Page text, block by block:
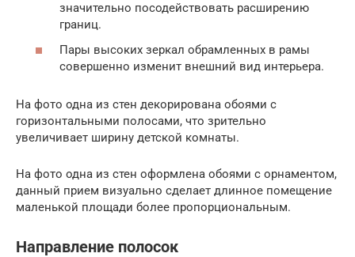
значительно посодействовать расширению
границ.
Пары высоких зеркал обрамленных в рамы
совершенно изменит внешний вид интерьера.
На фото одна из стен декорирована обоями с
горизонтальными полосами, что зрительно
увеличивает ширину детской комнаты.
На фото одна из стен оформлена обоями с орнаментом,
данный прием визуально сделает длинное помещение
маленькой площади более пропорциональным.
Направление полосок